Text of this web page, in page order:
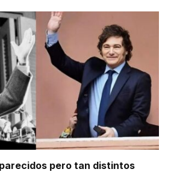
pero tan distintos